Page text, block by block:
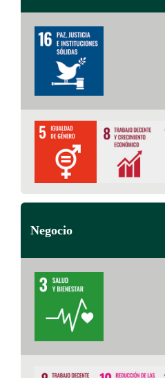
Negocio